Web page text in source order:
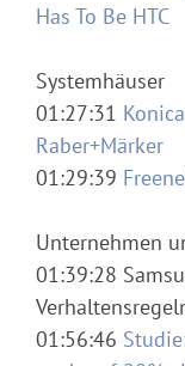
Has To Be HTC
Systemhäuser
01:27:31
Raber+Märker
01:29:39
Unternehmen
01:39:28
01:56:46